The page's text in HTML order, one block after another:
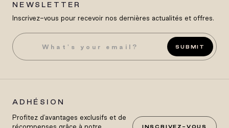
NEWSLETTER
Inscrivez-vous pour recevoir nos dernières actualités et offres.
SUBMIT
ADHÉSION
Profitez d'avantages exclusifs et de
INSCRIVEZ-VOUS